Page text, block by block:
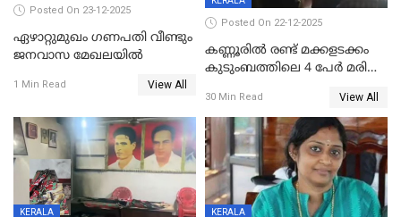
Posted On 23-12-2025
ഏഴാറ്റുമുഖം ഗണപതി വീണ്ടും
ജനവാസ മേഖലയിൽ
1 Min Read View All
Posted On 22-12-2025
കണ്ണൂരിൽ രണ്ട് മക്കളടക്കം
കുടുംബത്തിലെ 4 പേർ മരിച്ച
30 Min Read View All
KERALA KERALA